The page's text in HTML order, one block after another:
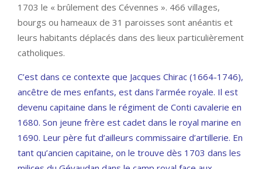
1703 le « brûlement des Cévennes ». 466 villages,
bourgs ou hameaux de 31 paroisses sont anéantis et
leurs habitants déplacés dans des lieux particulièrement
catholiques.
C’est dans ce contexte que Jacques Chirac (1664-1746),
ancêtre de mes enfants, est dans l’armée royale. Il est
devenu capitaine dans le régiment de Conti cavalerie en
1680. Son jeune frère est cadet dans le royal marine en
1690. Leur père fut d’ailleurs commissaire d’artillerie. En
tant qu’ancien capitaine, on le trouve dès 1703 dans les